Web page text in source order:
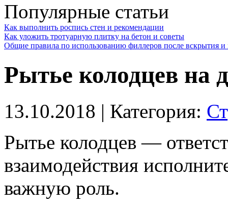
Популярные статьи
Как выполнить роспись стен и рекомендации
Как уложить тротуарную плитку на бетон и советы
Общие правила по использованию филлеров после вскрытия и
Рытье колодцев на
13.10.2018 | Категория:
Рытье колодцев —
взаимодействия
важную роль.